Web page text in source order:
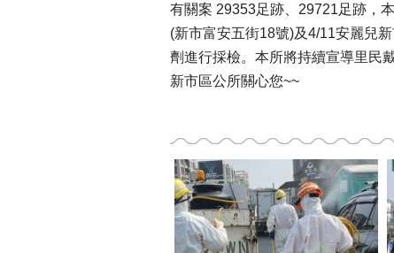
有關案 29353足跡、29721足跡，
(新市富安五街18號)及4/11安麗兒
劑進行採檢。本所將持續宣導里民
新市區公所關心您~~